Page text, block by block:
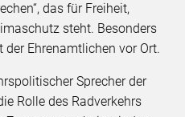
das für Freiheit,
steht. Besonders
der Ehrenamtlichen vor Ort.
Sprecher der
Rolle des Radverkehrs